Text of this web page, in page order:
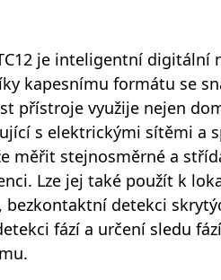
je inteligentní digitální
kapesnímu formátu se
přístroje využije nejen
s elektrickými sítěmi a
měřit stejnosměrné a
Lze jej také použít k
bezkontaktní detekci
fází a určení sledu